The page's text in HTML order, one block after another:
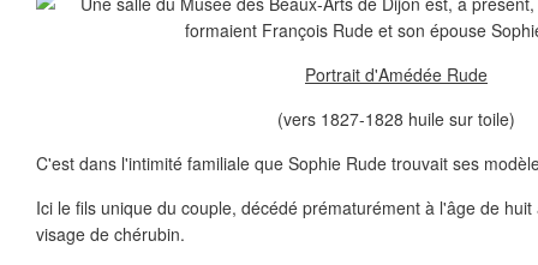
Portrait d'Amédée Rude
(vers 1827-1828 huile sur toile)
C'est dans l'intimité familiale que Sophie Rude trouvait ses
Ici le fils unique du couple, décédé prématurément à l'âge de
visage de chérubin.